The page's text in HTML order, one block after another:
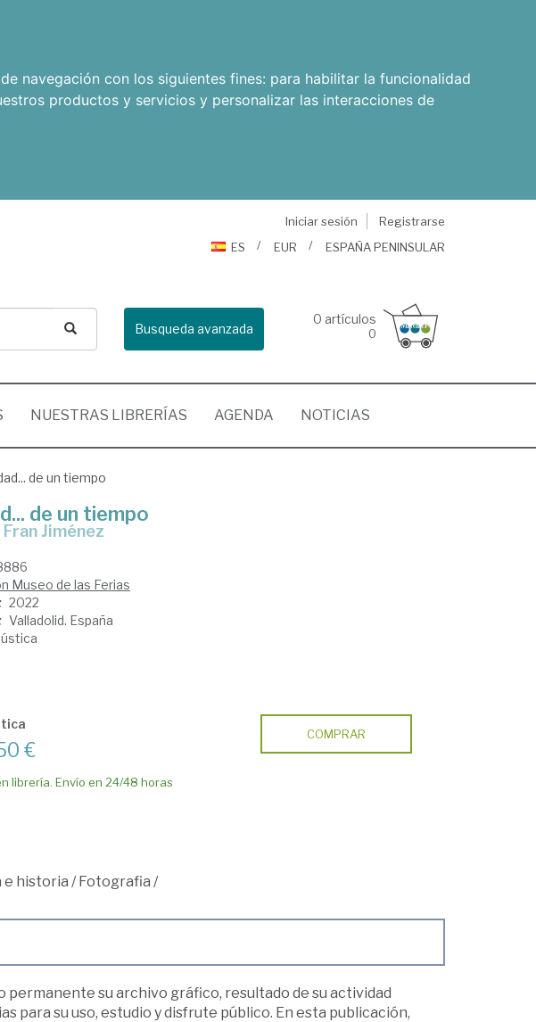
navegación con los siguientes fines: para habilitar la funcionalidad
productos y servicios y personalizar las interacciones de
Iniciar sesión
Registrarse
ES
EUR ESPAÑA PENINSULAR
Busqueda avanzada
0 artículos
0
NUESTRAS LIBRERÍAS AGENDA NOTICIAS
de un tiempo
de un tiempo
Jiménez
Museo de las Ferias
2022
Valladolid. España
€
librería. Envío en 24/48 horas
COMPRAR
e historia /Fotografia /
permanente su archivo gráfico, resultado de su actividad
para su uso, estudio y disfrute público. En esta publicación,